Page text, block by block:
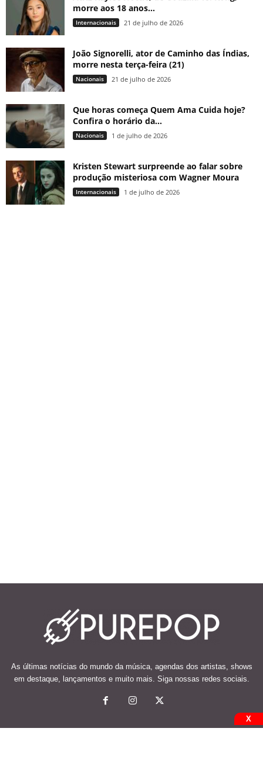
morre aos 18 anos...
Internacionais 21 de julho de 2026
João Signorelli, ator de Caminho das Índias,
morre nesta terça-feira (21)
Nacionais 21 de julho de 2026
Que horas começa Quem Ama Cuida hoje?
Confira o horário da...
Nacionais 1 de julho de 2026
Kristen Stewart surpreende ao falar sobre
produção misteriosa com Wagner Moura
Internacionais 1 de julho de 2026
As últimas notícias do mundo da música, agendas dos artistas, shows
em destaque, lançamentos e muito mais. Siga nossas redes sociais.
X